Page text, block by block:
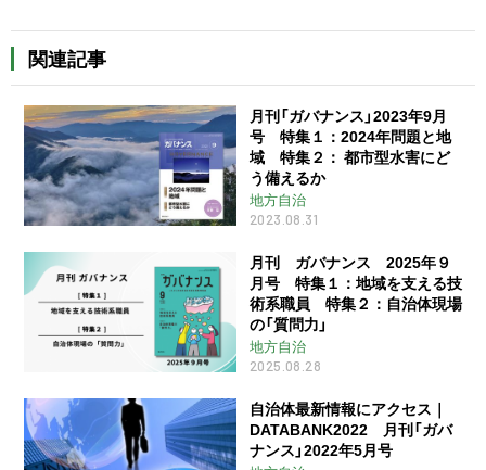
関連記事
月刊「ガバナンス」2023年9月
号 特集１：2024年問題と地
域 特集２： 都市型水害にど
う備えるか
地方自治
2023.08.31
月刊 ガバナンス 2025年９
月号 特集１：地域を支える技
術系職員 特集２：自治体現場
の「質問力」
地方自治
2025.08.28
自治体最新情報にアクセス｜
DATABANK2022 月刊「ガバ
ナンス」2022年5月号